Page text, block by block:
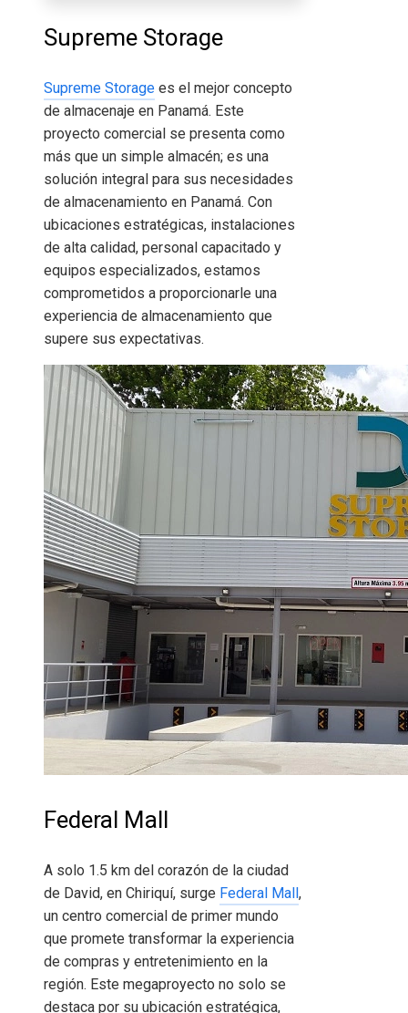
Supreme Storage
Supreme Storage es el mejor concepto
de almacenaje en Panamá. Este
proyecto comercial se presenta como
más que un simple almacén; es una
solución integral para sus necesidades
de almacenamiento en Panamá. Con
ubicaciones estratégicas, instalaciones
de alta calidad, personal capacitado y
equipos especializados, estamos
comprometidos a proporcionarle una
experiencia de almacenamiento que
supere sus expectativas.
Federal Mall
A solo 1.5 km del corazón de la ciudad
de David, en Chiriquí, surge Federal Mall ,
un centro comercial de primer mundo
que promete transformar la experiencia
de compras y entretenimiento en la
región. Este megaproyecto no solo se
destaca por su ubicación estratégica,